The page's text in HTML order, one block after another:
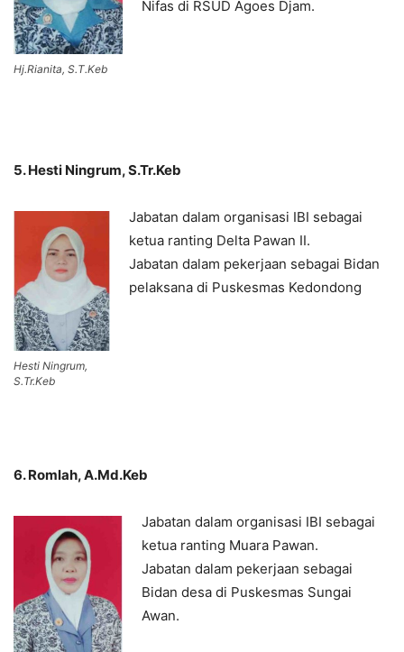
Hj.Rianita, S.T.Keb
Nifas di RSUD Agoes Djam.
5. Hesti Ningrum, S.Tr.Keb
Hesti Ningrum,
S.Tr.Keb
Jabatan dalam organisasi IBI sebagai
ketua ranting Delta Pawan II.
Jabatan dalam pekerjaan sebagai Bidan
pelaksana di Puskesmas Kedondong
6. Romlah, A.Md.Keb
Jabatan dalam organisasi IBI sebagai
ketua ranting Muara Pawan.
Jabatan dalam pekerjaan sebagai
Bidan desa di Puskesmas Sungai
Awan.